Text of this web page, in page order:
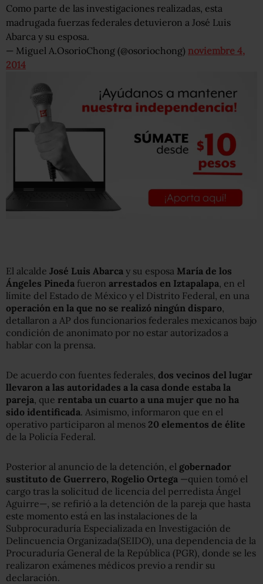
Como parte de las investigaciones realizadas, esta
madrugada fuerzas federales detuvieron a José Luis
Abarca y su esposa.
— Miguel A.OsorioChong (@osoriochong) noviembre 4,
2014
El alcalde José Luis Abarca y su esposa María de los
Ángeles Pineda fueron arrestados en Iztapalapa , en el
límite del Estado de México y el Distrito Federal, en una
operación en la que no se realizó ningún disparo
detallaron a AP dos funcionarios federales mexicanos bajo
condición de anonimato por no estar autorizados a
hablar con la prensa.
De acuerdo con fuentes federales, dos vecinos del lugar
llevaron a las autoridades a la casa donde estaba la
pareja , que rentaba un cuarto a una mujer que no ha
sido identificada. Asimismo, informaron que en el
operativo participaron al menos 20 elementos de élite
de la Policía Federal.
Posterior al anuncio de la detención, el gobernador
sustituto de Guerrero, Rogelio Ortega —quien tomó el
cargo tras la solicitud de licencia del perredista Ángel
Aguirre—, se refirió a la detención de la pareja que hasta
este momento está en las instalaciones de la
Subprocuraduría Especializada en Investigación de
Delincuencia Organizada(SEIDO), una dependencia de la
Procuraduría General de la República (PGR), donde se les
realizaron exámenes médicos previo a rendir su
declaración.